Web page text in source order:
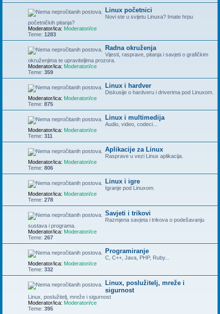
Linux početnici
Novi ste u svijetu Linuxa? Imate hrpu
početničkih pitanja?
Moderator/ica: Moderatori/ce
Teme: 1283
Radna okruženja
Vijesti, rasprave, pitanja i savjeti o grafičkim
okruženjima te upraviteljima prozora.
Moderator/ica: Moderatori/ce
Teme: 359
Linux i hardver
Diskusije o hardveru i driverima pod Linuxom.
Moderator/ica: Moderatori/ce
Teme: 875
Linux i multimedija
Audio, video, codeci...
Moderator/ica: Moderatori/ce
Teme: 311
Aplikacije za Linux
Rasprave u vezi Linux aplikacija.
Moderator/ica: Moderatori/ce
Teme: 806
Linux i igre
Igranje pod Linuxom.
Moderator/ica: Moderatori/ce
Teme: 278
Savjeti i trikovi
Razmjena savjeta i trikova o podešavanju
sustava i programa.
Moderator/ica: Moderatori/ce
Teme: 267
Programiranje
C, C++, Java, PHP, Ruby...
Moderator/ica: Moderatori/ce
Teme: 332
Linux, poslužitelj, mreže i
sigurnost
Linux, poslužitelj, mreže i sigurnost
Moderator/ica: Moderatori/ce
Teme: 395